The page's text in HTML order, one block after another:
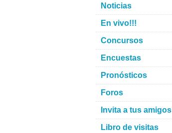
Noticias
En vivo!!!
Concursos
Encuestas
Pronósticos
Foros
Invita a tus amigos
Libro de visitas